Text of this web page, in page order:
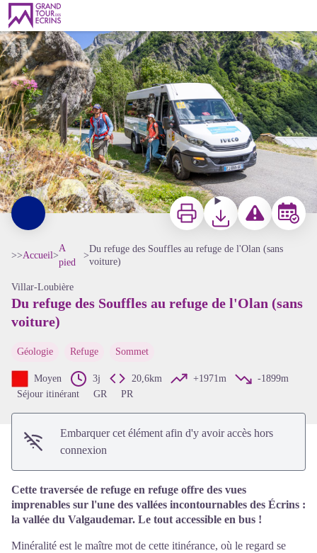
Du refuge des Souffles au refuge de l'Olan (sans voiture)
ImprimerTéléchargerSignaler unRéserver
>>Accueil>
A
pied
>
Du refuge des Souffles au refuge de l'Olan (sans
voiture)
Villar-Loubière
Du refuge des Souffles au refuge de l'Olan (sans
voiture)
Géologie Refuge Sommet
Moyen 3j 20,6km +1971m
-1899m
Séjour itinérant
GR PR
Embarquer cet élément afin d'y avoir accès hors
connexion
Cette traversée de refuge en refuge offre des vues
imprenables sur l'une des vallées incontournables des Écrins :
la vallée du Valgaudemar. Le tout accessible en bus !
Minéralité est le maître mot de cette itinérance, où le regard se